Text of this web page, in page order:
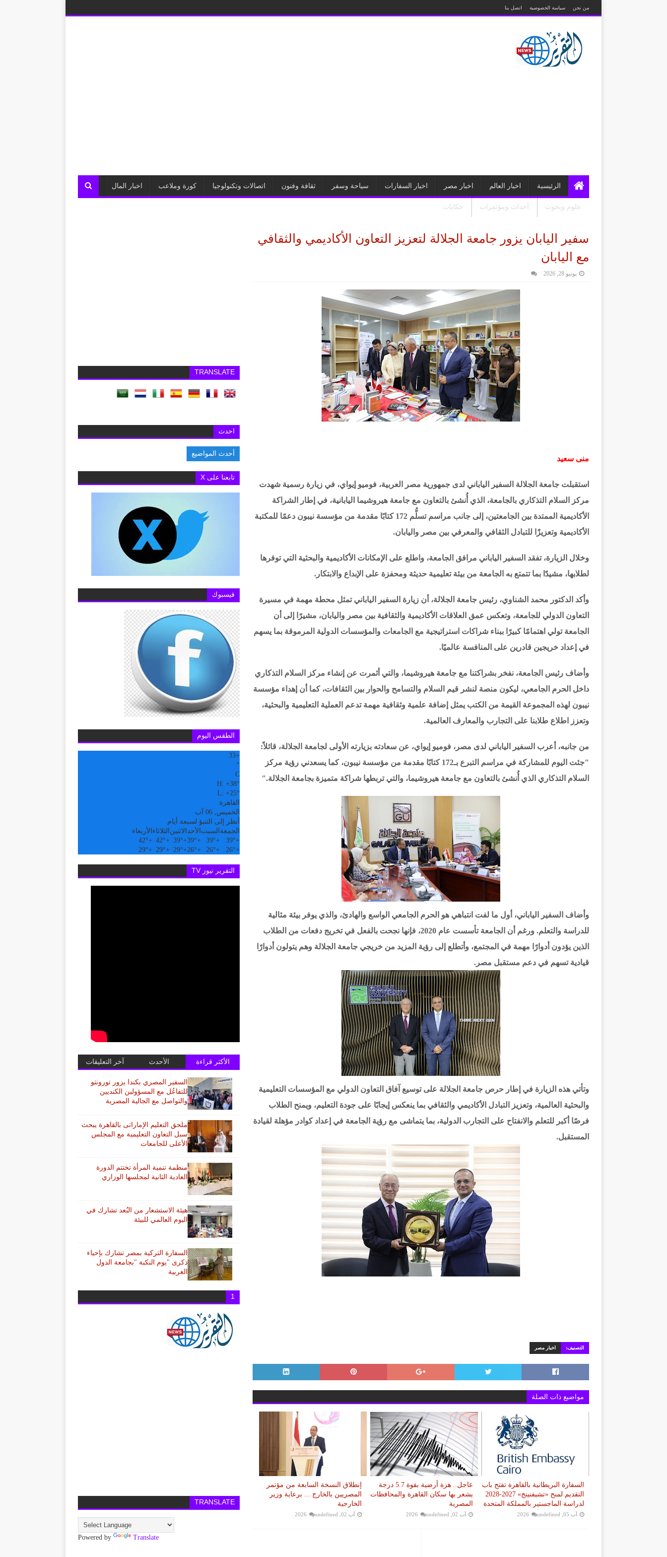
من نحن سياسة الخصوصية اتصل بنا
الرئيسية اخبار العالم اخبار مصر اخبار السفارات سياحة وسفر ثقافة وفنون اتصالات وتكنولوجيا كورة وملاعب اخبار المال
علوم وبحوث أحداث ومؤتمرات حكايات
سفير اليابان يزور جامعة الجلالة لتعزيز التعاون الأكاديمي والثقافي
مع اليابان
يونيو 28, 2026
منى سعيد
استقبلت جامعة الجلالة السفير الياباني لدى جمهورية مصر العربية، فوميو إيواي، في زيارة رسمية شهدت
مركز السلام التذكاري بالجامعة، الذي أُنشئ بالتعاون مع جامعة هيروشيما اليابانية، في إطار الشراكة
الأكاديمية الممتدة بين الجامعتين، إلى جانب مراسم تسلُّم 172 كتابًا مقدمة من مؤسسة نيبون دعمًا للمكتبة
الأكاديمية وتعزيزًا للتبادل الثقافي والمعرفي بين مصر واليابان.
وخلال الزيارة، تفقد السفير الياباني مرافق الجامعة، واطلع على الإمكانات الأكاديمية والبحثية التي توفرها
لطلابها، مشيدًا بما تتمتع به الجامعة من بيئة تعليمية حديثة ومحفزة على الإبداع والابتكار.
وأكد الدكتور محمد الشناوي، رئيس جامعة الجلالة، أن زيارة السفير الياباني تمثل محطة مهمة في مسيرة
التعاون الدولي للجامعة، وتعكس عمق العلاقات الأكاديمية والثقافية بين مصر واليابان، مشيرًا إلى أن
الجامعة تولي اهتمامًا كبيرًا ببناء شراكات استراتيجية مع الجامعات والمؤسسات الدولية المرموقة بما يسهم
في إعداد خريجين قادرين على المنافسة عالميًا.
وأضاف رئيس الجامعة، نفخر بشراكتنا مع جامعة هيروشيما، والتي أثمرت عن إنشاء مركز السلام التذكاري
داخل الحرم الجامعي، ليكون منصة لنشر قيم السلام والتسامح والحوار بين الثقافات، كما أن إهداء مؤسسة
نيبون لهذه المجموعة القيمة من الكتب يمثل إضافة علمية وثقافية مهمة تدعم العملية التعليمية والبحثية،
وتعزز اطلاع طلابنا على التجارب والمعارف العالمية.
من جانبه، أعرب السفير الياباني لدى مصر، فوميو إيواي، عن سعادته بزيارته الأولى لجامعة الجلالة، قائلاً:
"جئت اليوم للمشاركة في مراسم التبرع بـ172 كتابًا مقدمة من مؤسسة نيبون، كما يسعدني رؤية مركز
السلام التذكاري الذي أُنشئ بالتعاون مع جامعة هيروشيما، والتي تربطها شراكة متميزة بجامعة الجلالة."
وأضاف السفير الياباني، أول ما لفت انتباهي هو الحرم الجامعي الواسع والهادئ، والذي يوفر بيئة مثالية
للدراسة والتعلم. ورغم أن الجامعة تأسست عام 2020، فإنها نجحت بالفعل في تخريج دفعات من الطلاب
الذين يؤدون أدوارًا مهمة في المجتمع، وأتطلع إلى رؤية المزيد من خريجي جامعة الجلالة وهم يتولون أدوارًا
قيادية تسهم في دعم مستقبل مصر.
وتأتي هذه الزيارة في إطار حرص جامعة الجلالة على توسيع آفاق التعاون الدولي مع المؤسسات التعليمية
والبحثية العالمية، وتعزيز التبادل الأكاديمي والثقافي بما ينعكس إيجابًا على جودة التعليم، ويمنح الطلاب
فرصًا أكبر للتعلم والانفتاح على التجارب الدولية، بما يتماشى مع رؤية الجامعة في إعداد كوادر مؤهلة لقيادة
المستقبل.
التصنيف: اخبار مصر
مواضيع ذات الصلة
السفارة البريطانية بالقاهرة تفتح باب
التقديم لمنح «تشيفنينج» 2027-2028
لدراسة الماجستير بالمملكة المتحدة
آب 05, 2026 undefined
عاجل.. هزة أرضية بقوة 5.7 درجة
يشعر بها سكان القاهرة والمحافظات
المصرية
آب 02, 2026 undefined
إنطلاق النسخة السابعة من مؤتمر
المصريين بالخارج ... برعاية وزير
الخارجية
آب 02, 2026 undefined
TRANSLATE
احدث
أحدث المواضيع
تابعنا على X
فيسبوك
الطقس اليوم
+
33
°
C
H: +38°
L: +25°
القاهرة
الخميس, 06 آب
أنظر إلى التنبؤ لسبعة أيام
الجمعة السبت الأحد الاثنين الثلاثاء الأربعاء
+
39°
+
39°
+
39°
+
39°
+
42°
+
42°
+
26°
+
26°
+
26°
+
29°
+
29°
+
29°
التقرير نيوز TV
الأكثر قراءة الأحدث آخر التعليقات
السفير المصري بكندا يزور تورونتو
للتفاعُل مع المسؤولين الكنديين
والتواصل مع الجالية المصرية
ملحق التعليم الإماراتى بالقاهرة يبحث
سبل التعاون التعليمية مع المجلس
الأعلى للجامعات
منظمة تنمية المرأة تختتم الدورة
العادية الثانية لمجلسها الوزاري
هيئة الاستشعار من البُعد تشارك في
اليوم العالمي للبيئة
السفارة التركية بمصر تشارك بإحياء
ذكرى "يوم النكبة "بجامعة الدول
العربية
1
TRANSLATE
Powered by Translate